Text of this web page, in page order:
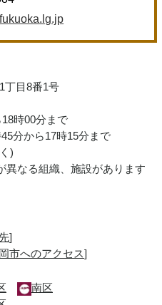
丁目8番1号
時00分まで
分から17時15分まで
)
なる組織、施設があります
]
市へのアクセス]
南区